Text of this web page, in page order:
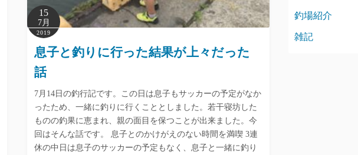
15
7月
2019
息子と釣りに行った結果が上々だった
話
7月14日の釣行記です。この日は息子もサッカーの予定がなか
ったため、一緒に釣りに行くこととしました。若干寝坊した
ものの釣果に恵まれ、親の面目を保つことが出来ました。今
回はそんな話です。 息子とのかけがえのない時間を満喫 3連
休の中日は息子のサッカーの予定もなく、息子と一緒に釣り
釣場紹介
雑記